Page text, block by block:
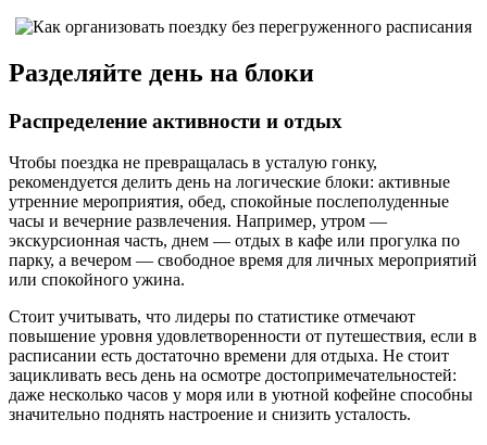
Разделяйте день на блоки
Распределение активности и отдых
Чтобы поездка не превращалась в усталую гонку,
рекомендуется делить день на логические блоки: активные
утренние мероприятия, обед, спокойные послеполуденные
часы и вечерние развлечения. Например, утром —
экскурсионная часть, днем — отдых в кафе или прогулка по
парку, а вечером — свободное время для личных мероприятий
или спокойного ужина.
Стоит учитывать, что лидеры по статистике отмечают
повышение уровня удовлетворенности от путешествия, если в
расписании есть достаточно времени для отдыха. Не стоит
зацикливать весь день на осмотре достопримечательностей:
даже несколько часов у моря или в уютной кофейне способны
значительно поднять настроение и снизить усталость.